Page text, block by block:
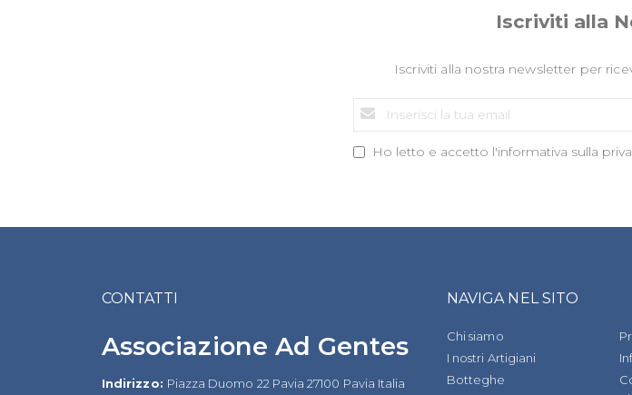
Iscriviti alla
Iscriviti alla nostra newsletter per
nostra
Ho letto e accetto l'informativa sulla
CONTATTI
Associazione Ad Gentes
Indirizzo: Piazza Duomo 22 Pavia 27100 Pavia Italia
NAVIGA NEL SITO
Chi siamo
I nostri Artigiani
Botteghe